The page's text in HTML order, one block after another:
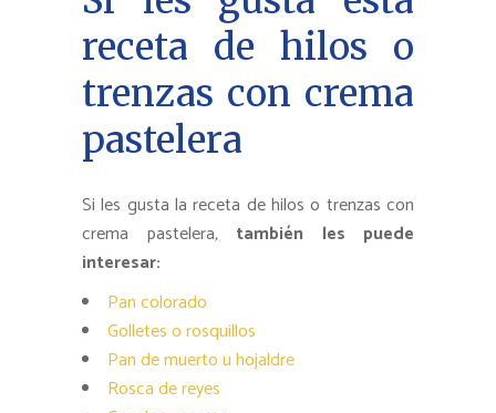
receta de hilos o
trenzas con crema
pastelera
Si les gusta la receta de hilos o trenzas con
crema pastelera,
también les puede
interesar:
Pan colorado
Golletes o rosquillos
Pan de muerto u hojaldre
Rosca de reyes